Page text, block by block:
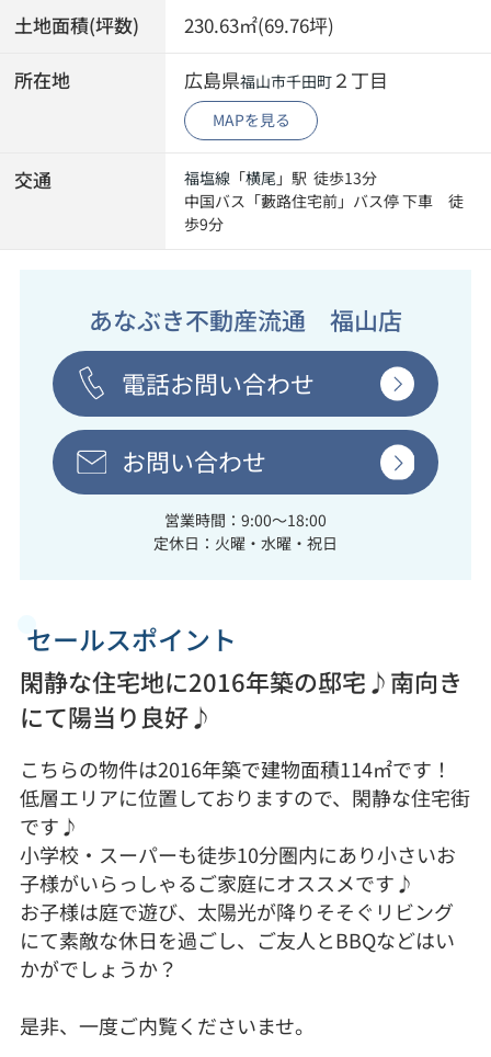
土地面積(坪数) 230.63㎡(69.76坪)
所在地 広島県福山市千田町 ２丁目
MAPを見る
交通 福塩線 「横尾」駅 徒歩13分
中国バス「藪路住宅前」バス停 下車 徒
歩9分
あなぶき不動産流通 福山店
電話お問い合わせ
お問い合わせ
営業時間：9:00～18:00
定休日：火曜・水曜・祝日
セールスポイント
閑静な住宅地に2016年築の邸宅♪南向き
にて陽当り良好♪
こちらの物件は2016年築で建物面積114㎡です！
低層エリアに位置しておりますので、閑静な住宅街
です♪
小学校・スーパーも徒歩10分圏内にあり小さいお
子様がいらっしゃるご家庭にオススメです♪
お子様は庭で遊び、太陽光が降りそそぐリビング
にて素敵な休日を過ごし、ご友人とBBQなどはい
かがでしょうか？
是非、一度ご内覧くださいませ。